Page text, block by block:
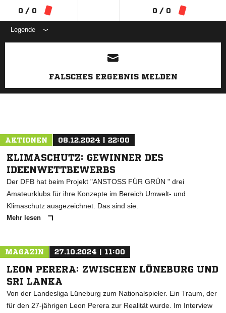
0 / 0 0 / 0
Legende
ANZEIGE
FALSCHES ERGEBNIS MELDEN
AKTIONEN 08.12.2024 | 22:00
KLIMASCHUTZ: GEWINNER DES
IDEENWETTBEWERBS
Der DFB hat beim Projekt "ANSTOSS FÜR GRÜN " drei
Amateurklubs für ihre Konzepte im Bereich Umwelt- und
Klimaschutz ausgezeichnet. Das sind sie.
Mehr lesen
MAGAZIN 27.10.2024 | 11:00
LEON PERERA: ZWISCHEN LÜNEBURG UND
SRI LANKA
Von der Landesliga Lüneburg zum Nationalspieler. Ein Traum, der
für den 27-jährigen Leon Perera zur Realität wurde. Im Interview